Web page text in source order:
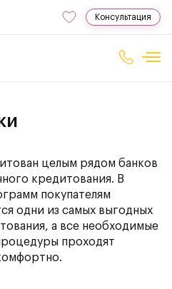
Консультация
целым рядом банков
кредитования. В
покупателям
одни из самых выгодных
а все необходимые
проходят